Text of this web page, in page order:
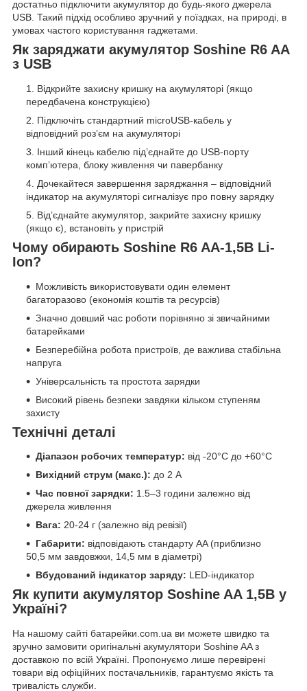
достатньо підключити акумулятор до будь-якого джерела
USB. Такий підхід особливо зручний у поїздках, на природі, в
умовах частого користування гаджетами.
Як заряджати акумулятор Soshine R6 AA
з USB
Відкрийте захисну кришку на акумуляторі (якщо
передбачена конструкцією)
Підключіть стандартний microUSB-кабель у
відповідний роз’єм на акумуляторі
Інший кінець кабелю під’єднайте до USB-порту
комп’ютера, блоку живлення чи павербанку
Дочекайтеся завершення заряджання – відповідний
індикатор на акумуляторі сигналізує про повну зарядку
Від’єднайте акумулятор, закрийте захисну кришку
(якщо є), встановіть у пристрій
Чому обирають Soshine R6 AA-1,5В Li-
Ion?
Можливість використовувати один елемент
багаторазово (економія коштів та ресурсів)
Значно довший час роботи порівняно зі звичайними
батарейками
Безперебійна робота пристроїв, де важлива стабільна
напруга
Універсальність та простота зарядки
Високий рівень безпеки завдяки кільком ступеням
захисту
Технічні деталі
Діапазон робочих температур: від -20°C до +60°C
Вихідний струм (макс.): до 2 А
Час повної зарядки: 1.5–3 години залежно від
джерела живлення
Вага: 20-24 г (залежно від ревізії)
Габарити: відповідають стандарту AA (приблизно
50,5 мм завдовжки, 14,5 мм в діаметрі)
Вбудований індикатор заряду: LED-індикатор
Як купити акумулятор Soshine AA 1,5В у
Україні?
На нашому сайті батарейки.com.ua ви можете швидко та
зручно замовити оригінальні акумулятори Soshine AA з
доставкою по всій Україні. Пропонуємо лише перевірені
товари від офіційних постачальників, гарантуємо якість та
тривалість служби.